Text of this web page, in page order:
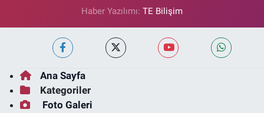
Haber Yazılımı: TE Bilişim
Ana Sayfa
Kategoriler
Foto Galeri